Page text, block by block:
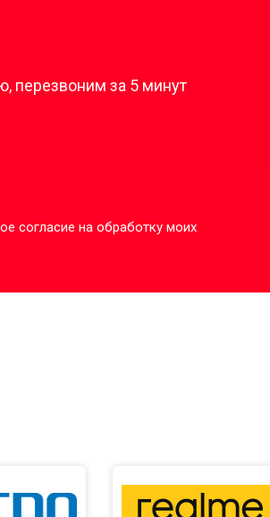
перезвоним за 5 минут
согласие на обработку моих